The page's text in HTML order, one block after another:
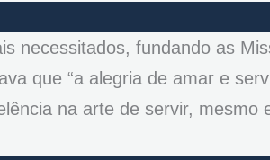
necessitados, fundando as
que “a alegria de amar e
na arte de servir, mesmo